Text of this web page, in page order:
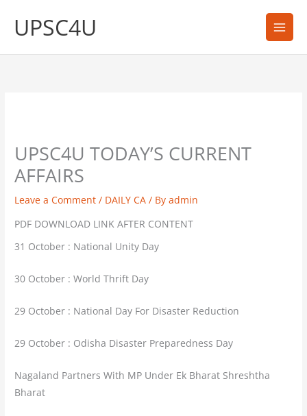
UPSC4U
UPSC4U TODAY’S CURRENT
AFFAIRS
Leave a Comment / DAILY CA / Byadmin
PDF DOWNLOAD LINK AFTER CONTENT
31 October : National Unity Day
30 October : World Thrift Day
29 October : National Day For Disaster Reduction
29 October : Odisha Disaster Preparedness Day
Nagaland Partners With MP Under Ek Bharat Shreshtha
Bharat